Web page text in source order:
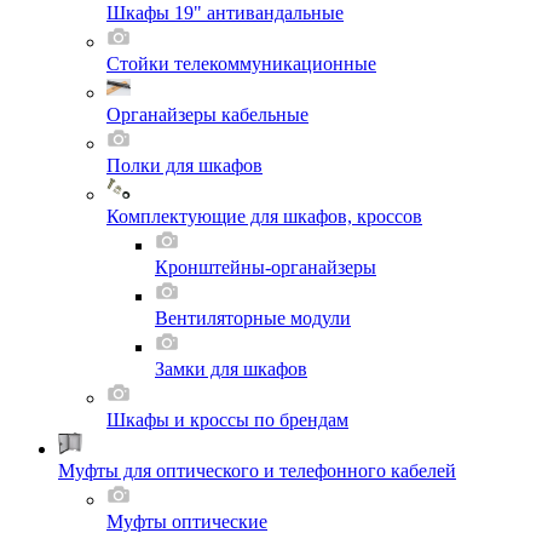
Шкафы 19" антивандальные
Стойки телекоммуникационные
Органайзеры кабельные
Полки для шкафов
Комплектующие для шкафов, кроссов
Кронштейны-органайзеры
Вентиляторные модули
Замки для шкафов
Шкафы и кроссы по брендам
Муфты для оптического и телефонного кабелей
Муфты оптические